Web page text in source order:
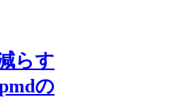
らす
の